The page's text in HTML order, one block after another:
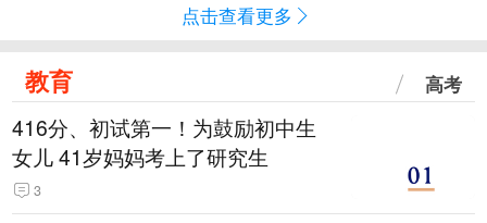
点击查看更多
教育 高考
416分、初试第一！为鼓励初中生
女儿 41岁妈妈考上了研究生
3